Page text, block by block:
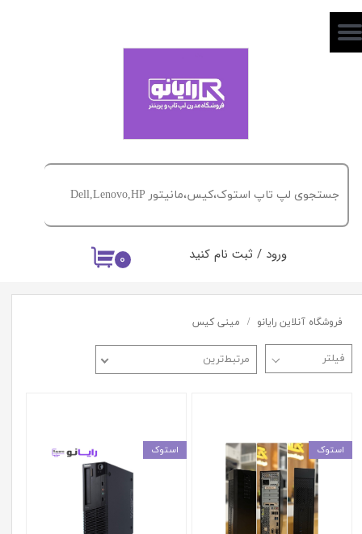
۰ ورود / ثبت نام کنید
حساب کاربری من
خروج از حساب کاربری
فروشگاه آنلاین رایانو مینی کیس
مرتبط‌ترین
استوک استوک